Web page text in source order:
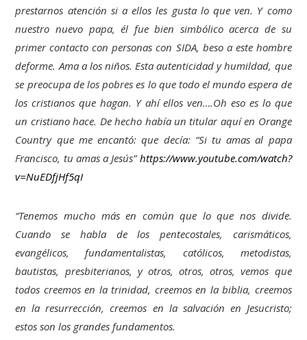
prestarnos atención si a ellos les gusta lo que ven. Y como
nuestro nuevo papa, él fue bien simbólico acerca de su
primer contacto con personas con SIDA, beso a este hombre
deforme. Ama a los niños. Esta autenticidad y humildad, que
se preocupa de los pobres es lo que todo el mundo espera de
los cristianos que hagan. Y ahí ellos ven….Oh eso es lo que
un cristiano hace. De hecho había un titular aquí en Orange
Country que me encantó: que decía: “Si tu amas al papa
Francisco, tu amas a Jesús”https://www.youtube.com/watch?
v=NuEDfjHf5qI
“Tenemos mucho más en común que lo que nos divide.
Cuando se habla de los pentecostales, carismáticos,
evangélicos, fundamentalistas, católicos, metodistas,
bautistas, presbiterianos, y otros, otros, otros, vemos que
todos creemos en la trinidad, creemos en la biblia, creemos
en la resurrección, creemos en la salvación en Jesucristo;
estos son los grandes fundamentos.